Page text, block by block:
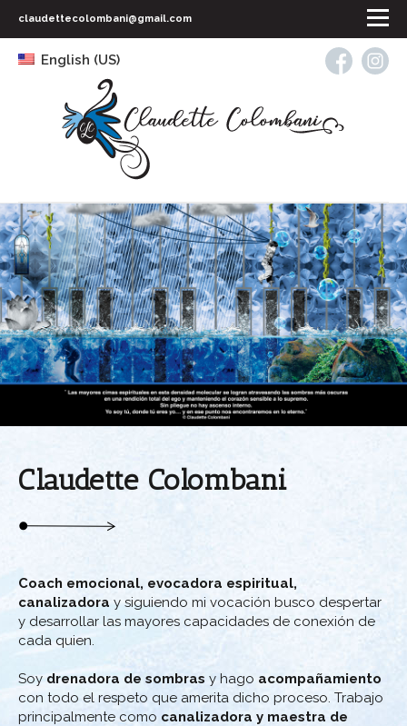
claudettecolombani@gmail.com
English (US)
INICIO
SOBRE MÍ
SESIONES
CURSOS
MEDITACIONES
Claudette Colombani
Coach emocional, evocadora espiritual,
canalizadora y siguiendo mi vocación busco despertar
y desarrollar las mayores capacidades de conexión de
cada quien.
Soy drenadora de sombras y hago acompañamiento
con todo el respeto que amerita dicho proceso. Trabajo
principalmente como canalizadora y maestra de